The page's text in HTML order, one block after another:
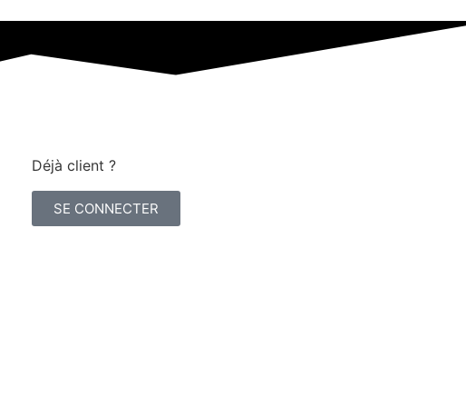
Déjà client ?
SE CONNECTER